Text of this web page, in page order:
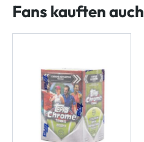
Fans kauften auch